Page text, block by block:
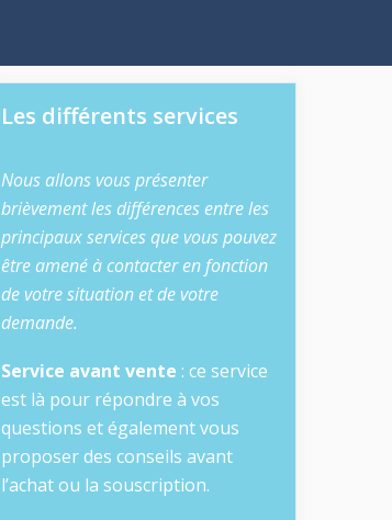
Les différents services
Nous allons vous présenter
brièvement les différences entre les
principaux services que vous pouvez
être amené à contacter en fonction
de votre situation et de votre
demande.
Service avant vente : ce service
est là pour répondre à vos
questions et également vous
proposer des conseils avant
l’achat ou la souscription.